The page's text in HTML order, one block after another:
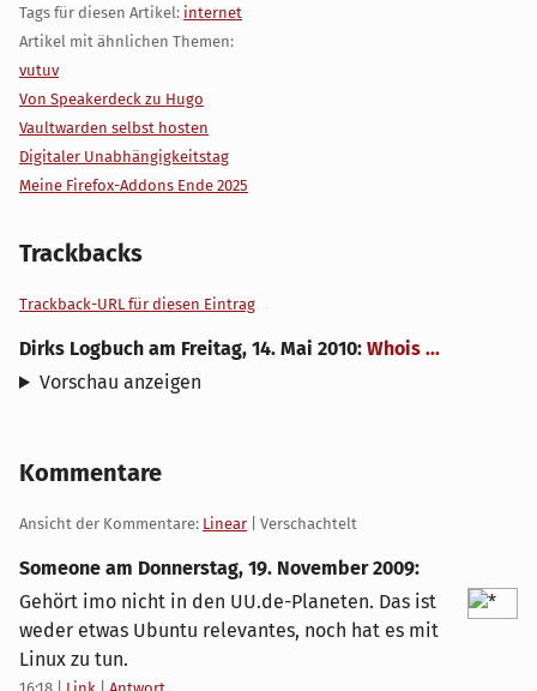
Tags für diesen Artikel: internet
Artikel mit ähnlichen Themen:
vutuv
Von Speakerdeck zu Hugo
Vaultwarden selbst hosten
Digitaler Unabhängigkeitstag
Meine Firefox-Addons Ende 2025
Trackbacks
Trackback-URL für diesen Eintrag
Dirks Logbuch am Freitag, 14. Mai 2010: Whois ...
Vorschau anzeigen
Kommentare
Ansicht der Kommentare: Linear | Verschachtelt
Someone am Donnerstag, 19. November 2009:
Gehört imo nicht in den UU.de-Planeten. Das ist
weder etwas Ubuntu relevantes, noch hat es mit
Linux zu tun.